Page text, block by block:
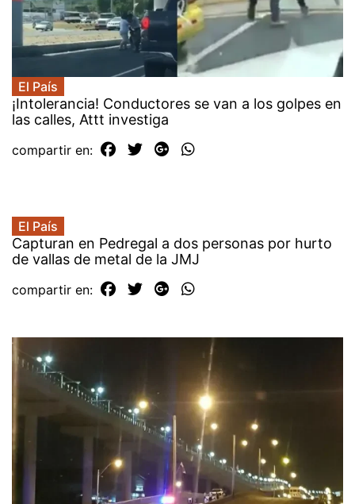
El País
¡Intolerancia! Conductores se van a los golpes en
las calles, Attt investiga
compartir en:
El País
Capturan en Pedregal a dos personas por hurto
de vallas de metal de la JMJ
compartir en: